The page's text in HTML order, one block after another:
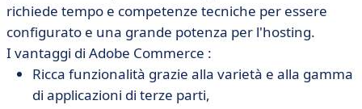
richiede tempo e competenze tecniche per essere
configurato e una grande potenza per l'hosting.
I vantaggi di Adobe Commerce :
Ricca funzionalità grazie alla varietà e alla gamma
di applicazioni di terze parti,